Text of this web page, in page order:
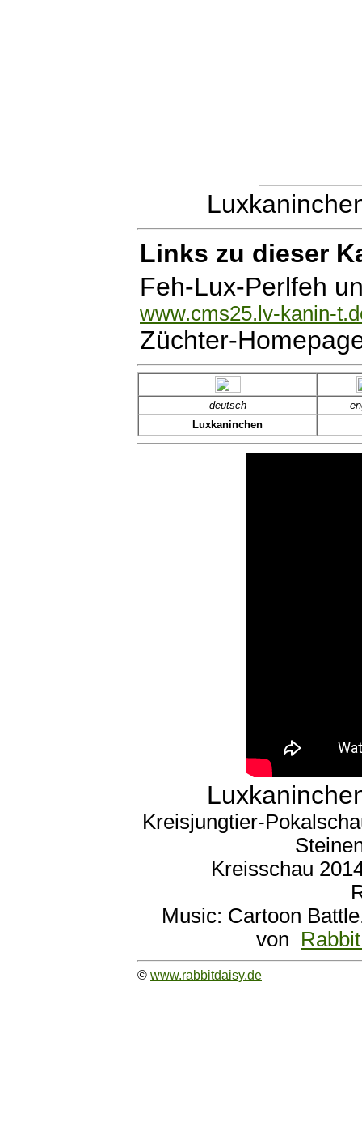
Links zu dieser
Feh-Lux-Perlfeh
www.cms25.lv-kanin-
Züchter-
deutsch
Luxkaninchen
Kreisjungtier-
Kreisschau
Music: Cartoon
von
© www.rabbitdaisy.de